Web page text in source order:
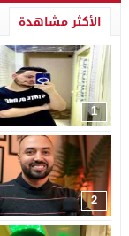
الأكثر مشاهدة
1
2